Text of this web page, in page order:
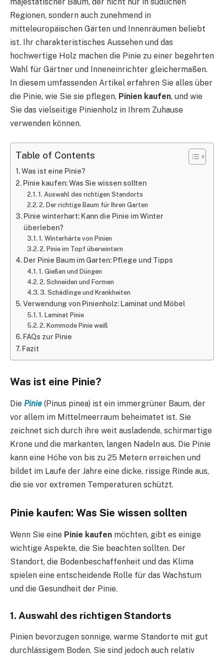
majestätischer Baum, der nicht nur in südlichen
Regionen, sondern auch zunehmend in
mitteleuropäischen Gärten und Innenräumen beliebt
ist. Ihr charakteristisches Aussehen und das
hochwertige Holz machen die Pinie zu einer begehrten
Wahl für Gärtner und Inneneinrichter gleichermaßen.
In diesem umfassenden Artikel erfahren Sie alles über
die Pinie, wie Sie sie pflegen, Pinien kaufen, und wie
Sie das vielseitige Pinienholz in Ihrem Zuhause
verwenden können.
Table of Contents
Was ist eine Pinie?
Pinie kaufen: Was Sie wissen sollten
1. Auswahl des richtigen Standorts
2. Der richtige Baum für Ihren Garten
Pinie winterhart: Kann die Pinie im Winter
überleben?
1. Winterhärte von Pinien
2. Pinie im Topf überwintern
Der Pinie Baum im Garten: Pflege und Tipps
1. Gießen und Düngen
2. Schneiden und Formen
3. Schädlinge und Krankheiten
Verwendung von Pinienholz: Laminat und Möbel
1. Laminat Pinie
2. Kommode Pinie weiß
FAQs zur Pinie
Fazit
Was ist eine Pinie?
Die Pinie (Pinus pinea) ist ein immergrüner Baum, der
vor allem im Mittelmeerraum beheimatet ist. Sie
zeichnet sich durch ihre weit ausladende, schirmartige
Krone und die markanten, langen Nadeln aus. Die Pinie
kann eine Höhe von bis zu 25 Metern erreichen und
bildet im Laufe der Jahre eine dicke, rissige Rinde aus,
die sie vor extremen Temperaturen schützt.
Pinie kaufen: Was Sie wissen sollten
Wenn Sie eine Pinie kaufen möchten, gibt es einige
wichtige Aspekte, die Sie beachten sollten. Der
Standort, die Bodenbeschaffenheit und das Klima
spielen eine entscheidende Rolle für das Wachstum
und die Gesundheit der Pinie.
1. Auswahl des richtigen Standorts
Pinien bevorzugen sonnige, warme Standorte mit gut
durchlässigem Boden. Sie sind jedoch auch relativ